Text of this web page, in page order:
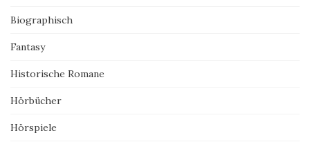
Biographisch
Fantasy
Historische Romane
Hörbücher
Hörspiele